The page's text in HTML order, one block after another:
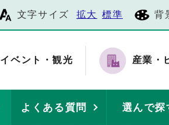
文字サイズ 拡大 標準 背
イベント・観光 産業・
よくある質問 選んで探